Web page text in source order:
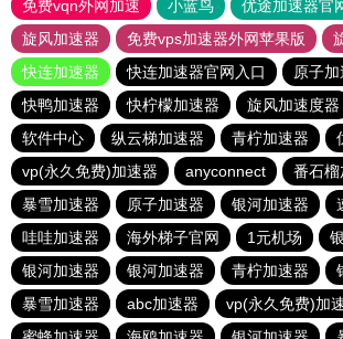
免费vqn外网加速
小蓝鸟 优途加速器官
旋风加速器
免费vps加速器外网苹果版
快连加速器
快连加速器官网入口
原子加
快鸭加速器
快柠檬加速器 旋风加速度器
软件中心
纵云梯加速器 青柠加速器
vp(永久免费)加速器
anyconnect
番石榴
暴雪加速器
原子加速器 银河加速器
哇哇加速器
海外梯子官网 1元机场
银河加速器
银河加速器 青柠加速器
暴雪加速器
abc加速器 vp(永久免费)加